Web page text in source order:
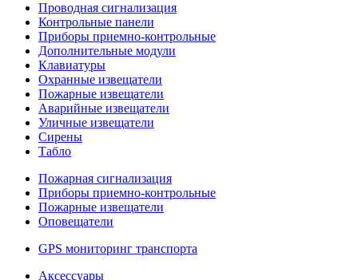
Проводная сигнализация
Контрольные панели
Приборы приемно-контрольные
Дополнительные модули
Клавиатуры
Охранные извещатели
Пожарные извещатели
Аварийные извещатели
Уличные извещатели
Сирены
Табло
Пожарная сигнализация
Приборы приемно-контрольные
Пожарные извещатели
Оповещатели
GPS мониторинг транспорта
Аксессуары